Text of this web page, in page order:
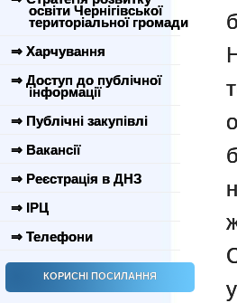
освіти Чернігівської
територіальної громади
⇒ Харчування
⇒ Доступ до публічної
інформації
⇒ Публічні закупівлі
⇒ Вакансії
⇒ Реєстрація в ДНЗ
⇒ ІРЦ
⇒ Телефони
КОРИСНІ ПОСИЛАННЯ